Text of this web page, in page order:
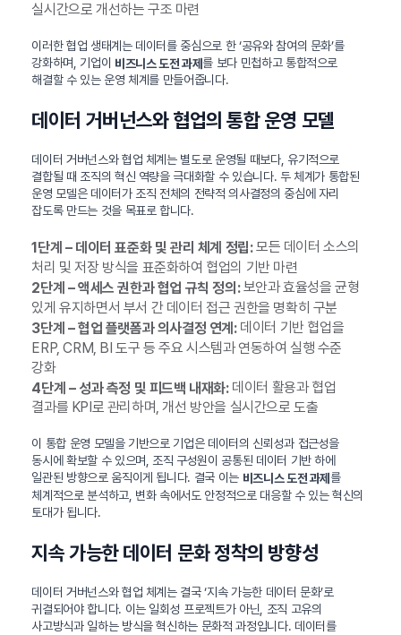
실시간으로 개선하는 구조 마련
이러한 협업 생태계는 데이터를 중심으로 한 ‘공유와 참여의 문화’를
강화하며, 기업이 비즈니스 도전 과제를 보다 민첩하고 통합적으로
해결할 수 있는 운영 체계를 만들어줍니다.
데이터 거버넌스와 협업의 통합 운영 모델
데이터 거버넌스와 협업 체계는 별도로 운영될 때보다, 유기적으로
결합될 때 조직의 혁신 역량을 극대화할 수 있습니다. 두 체계가 통합된
운영 모델은 데이터가 조직 전체의 전략적 의사결정의 중심에 자리
잡도록 만드는 것을 목표로 합니다.
1단계 – 데이터 표준화 및 관리 체계 정립:모든 데이터 소스의
처리 및 저장 방식을 표준화하여 협업의 기반 마련
2단계 – 액세스 권한과 협업 규칙 정의:보안과 효율성을 균형
있게 유지하면서 부서 간 데이터 접근 권한을 명확히 구분
3단계 – 협업 플랫폼과 의사결정 연계:데이터 기반 협업을
ERP, CRM, BI 도구 등 주요 시스템과 연동하여 실행 수준
강화
4단계 – 성과 측정 및 피드백 내재화:데이터 활용과 협업
결과를 KPI로 관리하며, 개선 방안을 실시간으로 도출
이 통합 운영 모델을 기반으로 기업은 데이터의 신뢰성과 접근성을
동시에 확보할 수 있으며, 조직 구성원이 공통된 데이터 기반 하에
일관된 방향으로 움직이게 됩니다. 결국 이는 비즈니스 도전 과제 를
체계적으로 분석하고, 변화 속에서도 안정적으로 대응할 수 있는 혁신의
토대가 됩니다.
지속 가능한 데이터 문화 정착의 방향성
데이터 거버넌스와 협업 체계는 결국 ‘지속 가능한 데이터 문화’로
귀결되어야 합니다. 이는 일회성 프로젝트가 아닌, 조직 고유의
사고방식과 일하는 방식을 혁신하는 문화적 과정입니다. 데이터를